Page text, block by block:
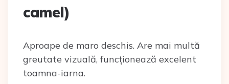
camel)
Aproape de maro deschis. Are mai multă
greutate vizuală, funcționează excelent
toamna-iarna.